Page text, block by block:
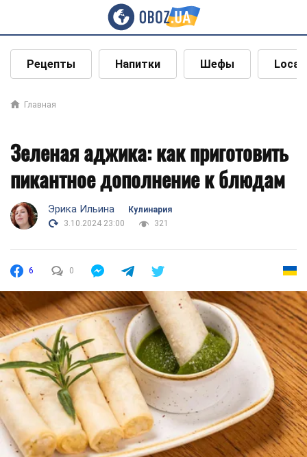
Рецепты Напитки Шефы Local
Главная
Зеленая аджика: как приготовить
пикантное дополнение к блюдам
Эрика Ильина
Кулинария
3.10.2024 23:00
321
6 0